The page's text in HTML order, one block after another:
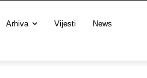
Arhiva Vijesti News